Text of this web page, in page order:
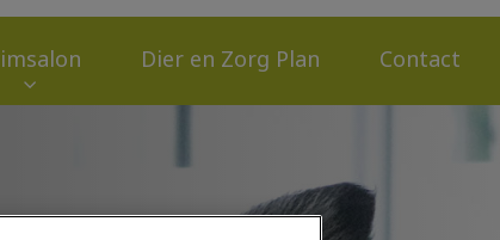
Dier en Zorg Plan Contact